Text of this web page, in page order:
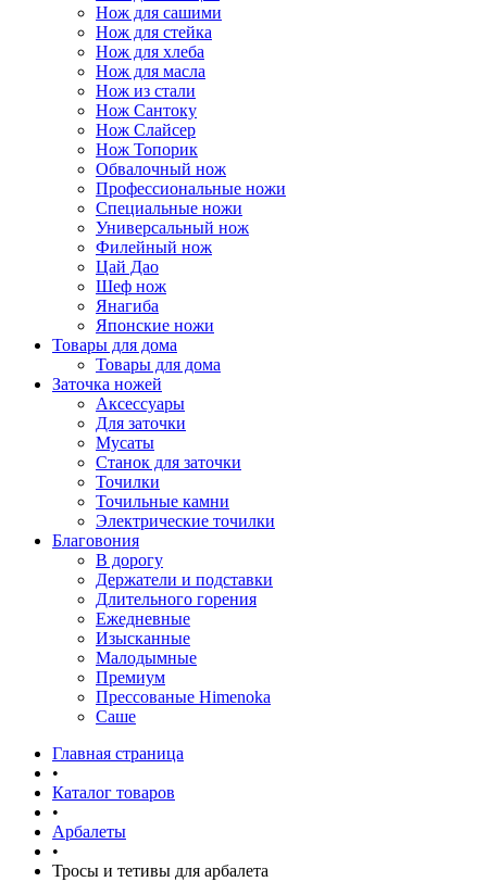
Нож для сашими
Нож для стейка
Нож для хлеба
Нож для масла
Нож из стали
Нож Сантоку
Нож Слайсер
Нож Топорик
Обвалочный нож
Профессиональные ножи
Специальные ножи
Универсальный нож
Филейный нож
Цай Дао
Шеф нож
Янагиба
Японские ножи
Товары для дома
Товары для дома
Заточка ножей
Аксессуары
Для заточки
Мусаты
Станок для заточки
Точилки
Точильные камни
Электрические точилки
Благовония
В дорогу
Держатели и подставки
Длительного горения
Ежедневные
Изысканные
Малодымные
Премиум
Прессованые Himenoka
Саше
Главная страница
•
Каталог товаров
•
Арбалеты
•
Тросы и тетивы для арбалета